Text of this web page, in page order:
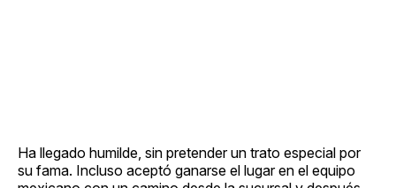
Ha llegado humilde, sin pretender un trato especial por
su fama. Incluso aceptó ganarse el lugar en el equipo